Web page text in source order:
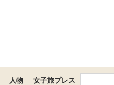
人物 女子旅プレス